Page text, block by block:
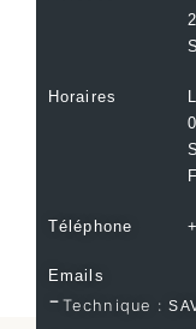
Horaires
Téléphone
Emails
Technique :